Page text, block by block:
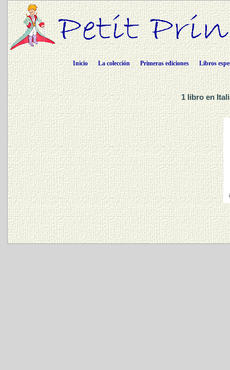
Inicio La colección Primeras ediciones Libros
1 libro en